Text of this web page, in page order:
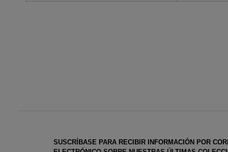
SUSCRÍBASE PARA RECIBIR INFORMACIÓN POR